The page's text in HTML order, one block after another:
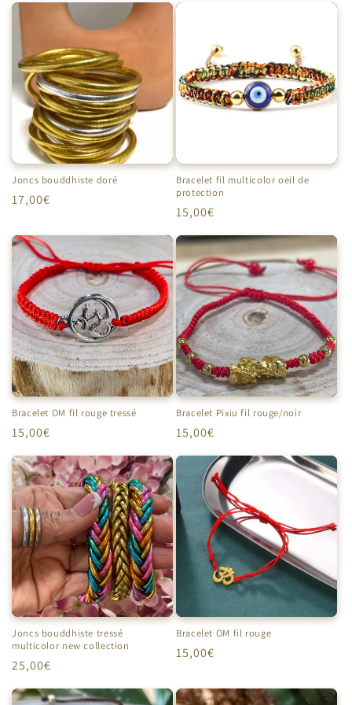
Joncs bouddhiste doré
Prix
17,00€
Bracelet fil multicolor oeil de
protection
Prix
15,00€
Bracelet OM fil rouge tressé
Prix
15,00€
Bracelet Pixiu fil rouge/noir
Prix
15,00€
Joncs bouddhiste tressé
multicolor new collection
Prix
25,00€
Bracelet OM fil rouge
Prix
15,00€